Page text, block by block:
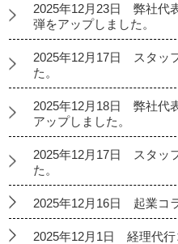
2025年12月23日 弊社代
弾をアップしました。
2025年12月17日 スタッ
た。
2025年12月18日 弊社代
アップしました。
2025年12月17日 スタッ
た。
2025年12月16日 起業コ
2025年12月1日 経理代行